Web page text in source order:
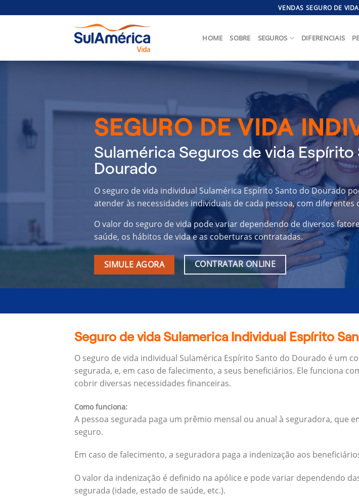
to
VENDAS SEGURO DE
HOME SOBRE SEGUROS DIFERENCIAIS
SEGURO DE VIDA
Sulamérica Seguros de vida Espírito
Dourado
O seguro de vida individual Sulamérica Espírito Santo do Dourado
atender às necessidades individuais de cada pessoa, com diferentes
O valor do seguro de vida pode variar dependendo de diversos
saúde, os hábitos de vida e as coberturas contratadas.
SIMULE AGORA CONTRATAR ONLINE
Seguro de vida Sulamerica Individual Espírito
O seguro de vida individual Sulamérica Espírito Santo do Dourado é um
segurada, e, em caso de falecimento, a seus beneficiários. Ele funciona
cobrir diversas necessidades financeiras.
Como funciona:
A pessoa segurada paga um prêmio mensal ou anual à seguradora, que
seguro.
Em caso de falecimento, a seguradora paga a indenização aos
O valor da indenização é definido na apólice e pode variar dependendo
segurada (idade, estado de saúde, etc.).